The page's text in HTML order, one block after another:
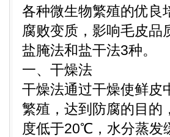
各种微生物繁殖的优良
腐败变质，影响毛皮品
盐腌法和盐干法3种
一、干燥法
干燥法通过干燥使鲜皮
繁殖，达到防腐的目
度低于20℃，水分蒸发